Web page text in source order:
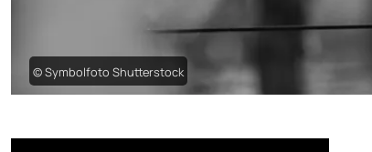
© Symbolfoto Shutterstock